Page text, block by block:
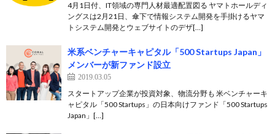
4月1日付、IT領域の専門人材最適配置図る ヤマトホールディ
ングスは2月21日、傘下で情報システム開発を手掛けるヤマ
トシステム開発とウェブサイトのデザ[…]
米系ベンチャーキャピタル「500 Startups Japan」
メンバーが新ファンド設立
2019.03.05
スタートアップ企業が投資対象、物流分野も 米ベンチャーキ
ャピタル「500 Startups」の日本向けファンド「500 Startups
Japan」[…]